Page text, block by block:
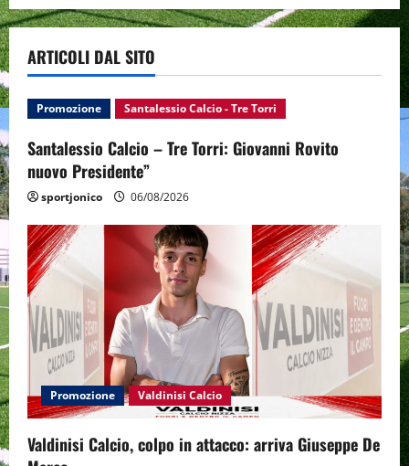
ARTICOLI DAL SITO
Promozione Santalessio Calcio - Tre Torri
Santalessio Calcio – Tre Torri: Giovanni Rovito
nuovo Presidente”
sportjonico 06/08/2026
Promozione Valdinisi Calcio
Valdinisi Calcio, colpo in attacco: arriva Giuseppe De